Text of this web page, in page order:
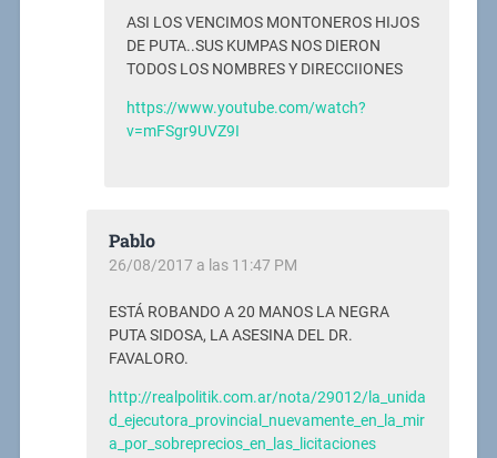
ASI LOS VENCIMOS MONTONEROS HIJOS
DE PUTA..SUS KUMPAS NOS DIERON
TODOS LOS NOMBRES Y DIRECCIIONES
https://www.youtube.com/watch?
v=mFSgr9UVZ9I
Pablo
26/08/2017 a las 11:47 PM
ESTÁ ROBANDO A 20 MANOS LA NEGRA
PUTA SIDOSA, LA ASESINA DEL DR.
FAVALORO.
http://realpolitik.com.ar/nota/29012/la_unida
d_ejecutora_provincial_nuevamente_en_la_mir
a_por_sobreprecios_en_las_licitaciones